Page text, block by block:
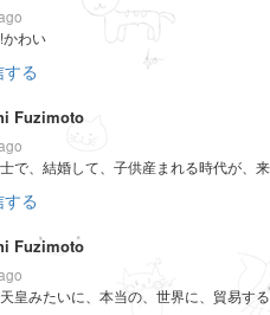
かわい
る
Fuzimoto
で、結婚して、子供産まれる時代が、
る
Fuzimoto
皇みたいに、本当の、世界に、貿易す